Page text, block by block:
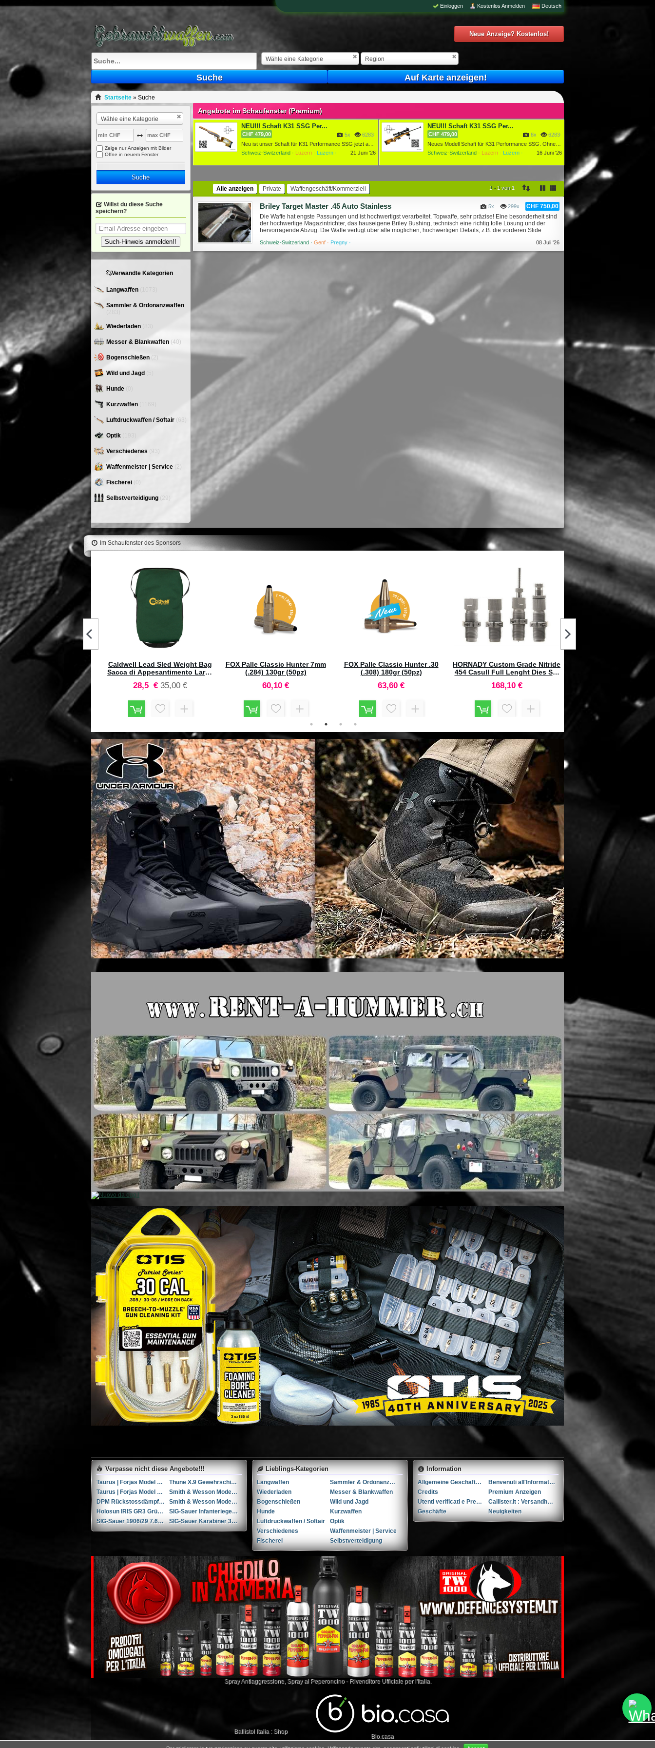
Deutsch
Kostenlos Anmelden
Einloggen
Neue Anzeige? Kostenlos!
Wähle eine Kategorie Region
Suche Auf Karte anzeigen!
Startseite» Suche
Angebote im Schaufenster (Premium)
NEU!!! Schaft K31 SSG Per...
CHF 479,00 6283048x
5x
Neu ist unser Schaft für K31 Performance SSG jetzt auch für ...
Schweiz-Switzerland · Luzern · Luzern · 21 Juni '26
NEU!!! Schaft K31 SSG Per...
CHF 479,00 6283634x
8x
Schweiz-Switzerland · Luzern · Luzern · 16 Juni '26
Alle anzeigen Private Waffengeschäft/Kommerziell 1 - 1 von 1
Briley Target Master .45 Auto Stainless CHF 750,00
299x
5x
Die Waffe hat engste Passungen und ist hochwertigst verarbeitet. Topwaffe, sehr präzise! Eine besonderheit sind
der hochwertige Magazintrichter, das hauseigene Briley Bushing, technisch eine richtig tolle Lösung und der
hervorragende Abzug. Die Waffe verfügt über alle möglichen, hochwertigen Details, z.B. die vorderen Slide
Schweiz-Switzerland ·Genf · Pregny · 08 Juli '26
Wähle eine Kategorie
Zeige nur Anzeigen mit Bilder
Öffne in neuem Fenster
Suche
Willst du diese Suche
speichern?
Such-Hinweis anmelden!!
Verwandte Kategorien
Langwaffen
Sammler & Ordonanzwaffen
Wiederladen
Messer & Blankwaffen (40)
Bogenschießen (2)
Wild und Jagd
Hunde
Kurzwaffen
Luftdruckwaffen / Softair (63)
Optik
Verschiedenes (93)
Waffenmeister | Service (2)
Fischerei (0)
Selbstverteidigung (29)
Im Schaufenster des Sponsors
Custom Grade Nitride
Casull Full Lenght Dies Set
25,10 €
RCBS LITTLE DANDY
n°01 #86001
Verpasse nicht diese Angebote!!!
Taurus | Forjas Model Raging Bull cal. 454Casull
Thune X.9 Gewehrschiessschuhe (42)
Taurus | Forjas Model 85S cal. .38spl
Smith & Wesson Model M&P9 Shield cal. 9mmP
DPM Rückstossdämpfer Glock 19/19x/23/45 Gen. 4/5
Smith & Wesson Modell 60 .357 Super Magnum
Holosun IRIS GR3 Grünlaser-Zielmodul mit sichtbarem/IR-Laser und Illuminator
SIG-Sauer Infanteriegewehr 96/11 .22 Long Rifle
SIG-Sauer 1906/29 7.65x22mm Parabellum / 7.65x22mm Luger /.30 Luger
SIG-Sauer Karabiner 31 7.5x55mm Schmidt Rubin
Lieblings-Kategorien
Langwaffen
Sammler & Ordonanzwaffen
Wiederladen
Messer & Blankwaffen
Bogenschießen
Wild und Jagd
Hunde
Kurzwaffen
Luftdruckwaffen / Softair
Optik
Verschiedenes
Waffenmeister | Service
Fischerei
Selbstverteidigung
Information
Allgemeine Geschäftsbedingungen (AGB)s
Benvenuti all'Informativa sulla Privacy
Credits
Premium Anzeigen
Utenti verificati e Premium
Callister.it : Versandhandel seit 2002
Geschäfte
Neuigkeiten
Spray Antiaggressione, Spray al Peperoncino- Rivenditore Ufficiale per l'Italia.
Ballistol Italia : Shop
Bio.casa